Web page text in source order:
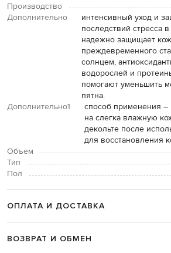
Производство
Дополнительно
интенсивный уход и
последствий стресса
надежно защищает
преждевременного
солнцем,
водорослей и
помогают уменьшить
пятна.
Дополнительно1
способ применения –
на слегка влажную
декольте после
для восстановления
Объем
Тип
Пол
ОПЛАТА И ДОСТАВКА
ВОЗВРАТ И ОБМЕН